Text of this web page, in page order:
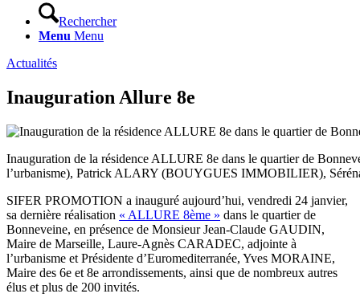
Rechercher
Menu Menu
Actualités
Inauguration Allure 8e
Inauguration de la résidence ALLURE 8e dans le quartier de
l’urbanisme), Patrick ALARY (BOUYGUES IMMOBILIER),
SIFER PROMOTION a inauguré aujourd’hui, vendredi 24 janvier,
sa dernière réalisation « ALLURE 8ème » dans le quartier de
Bonneveine, en présence de Monsieur Jean-Claude GAUDIN,
Maire de Marseille, Laure-Agnès CARADEC, adjointe à
l’urbanisme et Présidente d’Euromediterranée, Yves MORAINE,
Maire des 6e et 8e arrondissements, ainsi que de nombreux autres
élus et plus de 200 invités.